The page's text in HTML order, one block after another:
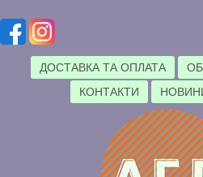
ДОСТАВКА ТА ОПЛАТА
КОНТАКТИ